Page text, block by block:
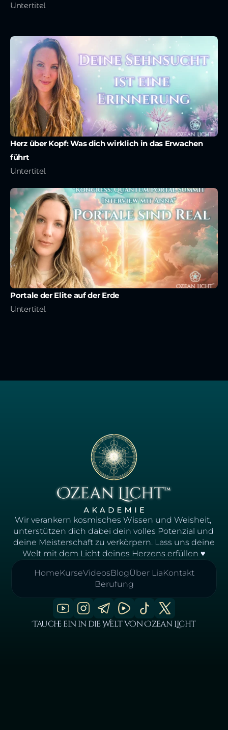
Untertitel
Herz über Kopf: Was dich wirklich in das Erwachen
führt
Untertitel
Portale der Elite auf der Erde
Untertitel
Wir verankern kosmisches Wissen und Weisheit,
unterstützen dich dabei dein volles Potenzial und
deine Meisterschaft zu verkörpern. Lass uns deine
Welt mit dem Licht deines Herzens erfüllen ♥
HomeKurseVideosBlogÜber LiaKontakt
Berufung
Tauche ein in die Welt von Ozean Licht